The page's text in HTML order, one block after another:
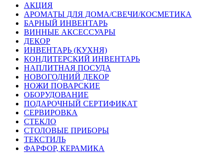
АКЦИЯ
АРОМАТЫ ДЛЯ ДОМА/СВЕЧИ/КОСМЕТИКА
БАРНЫЙ ИНВЕНТАРЬ
ВИННЫЕ АКСЕССУАРЫ
ДЕКОР
ИНВЕНТАРЬ (КУХНЯ)
КОНДИТЕРСКИЙ ИНВЕНТАРЬ
НАПЛИТНАЯ ПОСУДА
НОВОГОДНИЙ ДЕКОР
НОЖИ ПОВАРСКИЕ
ОБОРУДОВАНИЕ
ПОДАРОЧНЫЙ СЕРТИФИКАТ
СЕРВИРОВКА
СТЕКЛО
СТОЛОВЫЕ ПРИБОРЫ
ТЕКСТИЛЬ
ФАРФОР, КЕРАМИКА